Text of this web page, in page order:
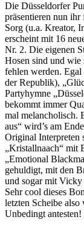
Die Düsseldorfer
präsentieren nun
Sorg (u.a. Kreator,
erscheint mit 16
Nr. 2. Die eigenen
Hosen sind und wie
fehlen werden. Egal
der Republik),
Partyhymne
bekommt immer
mal melancholisch.
aus“ wird’s am
Original Interpreten
„Kristallnaach“ mit
„Emotional
gehuldigt, mit den
und sogar mit Vicky
Sehr cool dieses
letzten Scheibe
Unbedingt